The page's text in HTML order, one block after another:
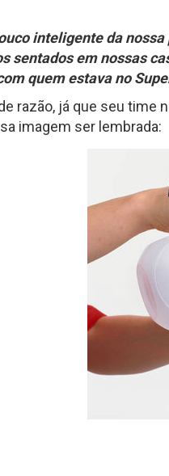
inteligente da
sentados em nossas
quem estava no
razão, já que seu time
imagem ser lembrada: